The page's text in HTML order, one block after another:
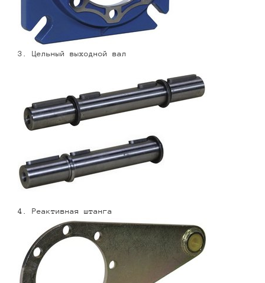
3. Цельный выходной вал
4. Реактивная штанга